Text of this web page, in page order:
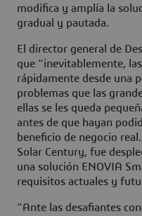
modifica y amplía la
gradual y pautada.
El director general de
que “inevitablemente,
rápidamente desde una
problemas que las
ellas se les queda
antes de que hayan
beneficio de negocio
Solar Century, fue
una solución ENOVIA
requisitos actuales y
“Ante las desafiantes